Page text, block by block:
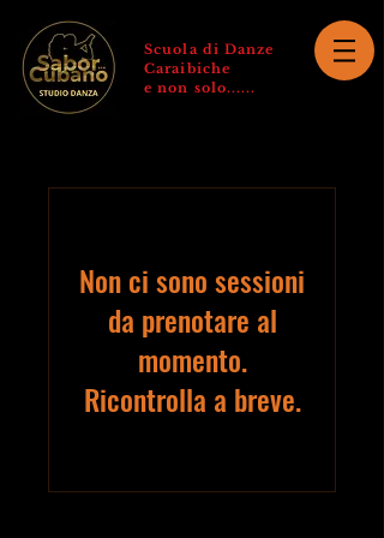
Scuola di Danze
Caraibiche
e non solo......
Non ci sono sessioni
da prenotare al
momento.
Ricontrolla a breve.